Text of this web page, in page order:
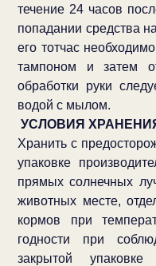
течение 24 часов
попадании средства
его тотчас
тампоном и затем
обработки руки
водой с мылом.
УСЛОВИЯ
Хранить с
упаковке
прямых солнечных
животных месте,
кормов при
годности при
закрытой